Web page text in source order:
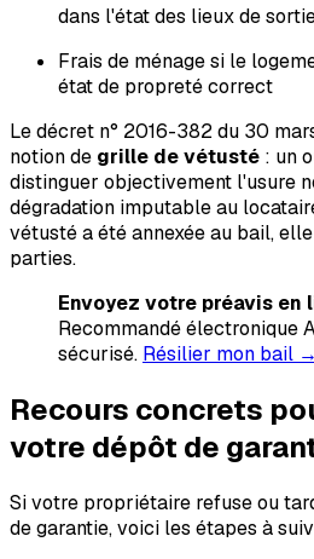
dans l'état des lieux de
Frais de ménage si le
état de propreté correct
Le décret n° 2016-382 du 30
notion de grille de vétusté : un
distinguer objectivement l'usure
dégradation imputable au
vétusté a été annexée au bail,
parties.
Envoyez votre préavis en
Recommandé électronique
sécurisé. Résilier mon bail →
Recours concrets
votre dépôt de
Si votre propriétaire refuse ou
de garantie, voici les étapes à